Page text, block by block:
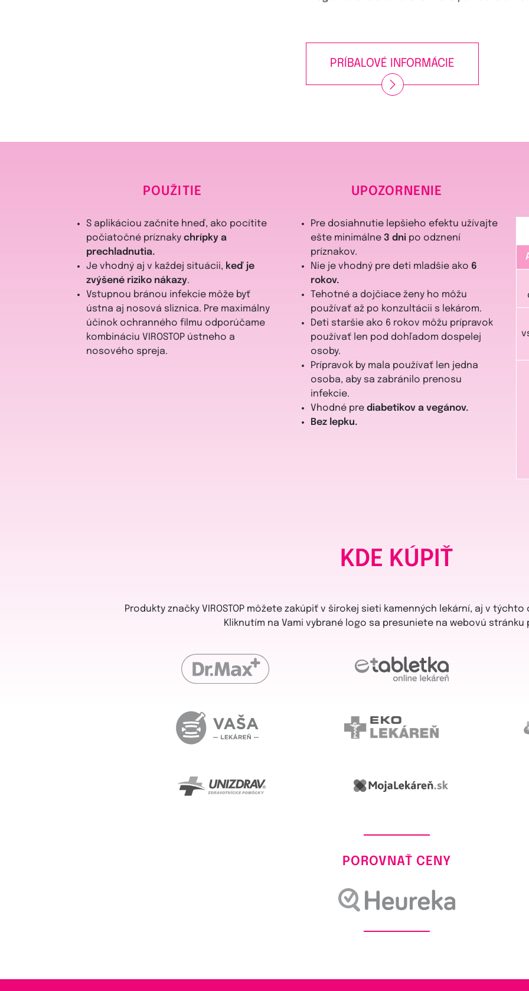
PRÍBALOVÉ INFORMÁCIE
POUŽITIE
S aplikáciou začnite hneď, ako pocítite
počiatočné príznaky chrípky a
prechladnutia.
Je vhodný aj v každej situácii, keď je
zvýšené riziko nákazy.
Vstupnou bránou infekcie môže byť
ústna aj nosová sliznica. Pre maximálny
účinok ochranného filmu odporúčame
kombináciu VIROSTOP ústneho a
nosového spreja.
UPOZORNENIE
Pre dosiahnutie lepšieho efektu užívajte
ešte minimálne 3 dni po odznení
príznakov.
Nie je vhodný pre deti mladšie ako 6
rokov.
Tehotné a dojčiace ženy ho môžu
používať až po konzultácii s lekárom.
Deti staršie ako 6 rokov môžu prípravok
používať len pod dohľadom dospelej
osoby.
Prípravok by mala používať len jedna
osoba, aby sa zabránilo prenosu
infekcie.
Vhodné pre diabetikov a vegánov.
Bez lepku.
KDE KÚPIŤ
Produkty značky VIROSTOP môžete zakúpiť v širokej sieti kamenných lekární, aj v
Kliknutím na Vami vybrané logo sa presuniete na webovú stránku
POROVNAŤ CENY